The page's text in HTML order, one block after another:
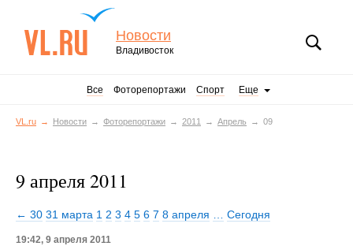
Новости
Владивосток
Все Фоторепортажи Спорт Еще
VL.ru Новости Фоторепортажи 2011 Апрель 09
9 апреля 2011
← 30 31 марта 1 2 3 4 5 6 7 8 апреля Сегодня
19:42, 9 апреля 2011